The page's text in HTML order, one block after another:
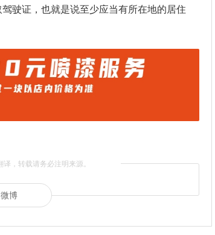
驶证，也就是说至少应当有所在地的居住
，转载请务必注明来源。
微博